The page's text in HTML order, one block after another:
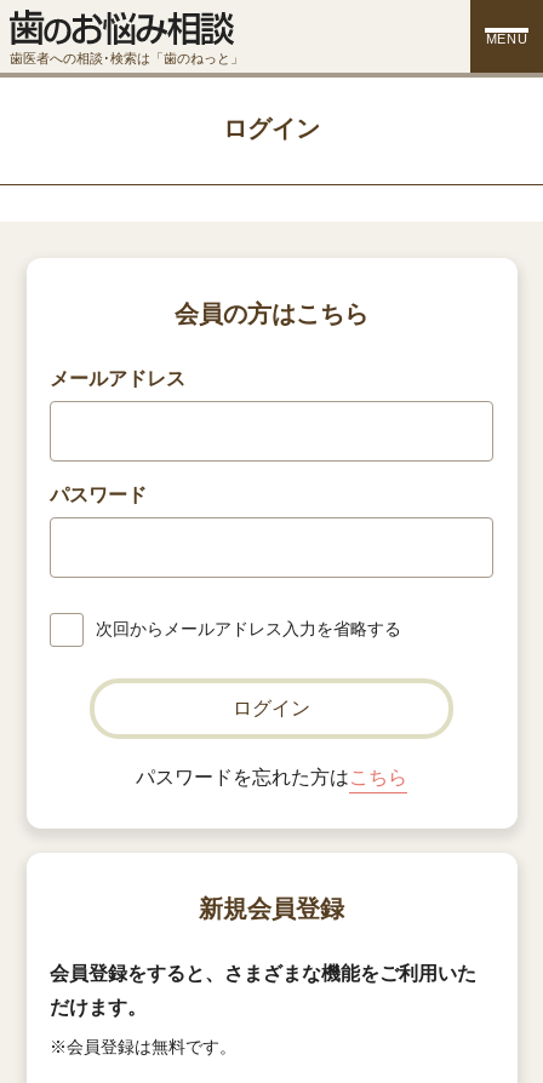
歯医者への相談･検索は「歯のねっと」
MENU
ログイン
会員の方はこちら
メールアドレス
パスワード
次回からメールアドレス入力を省略する
ログイン
パスワードを忘れた方はこちら
新規会員登録
会員登録をすると、さまざまな機能をご利用いた
だけます。
※会員登録は無料です。